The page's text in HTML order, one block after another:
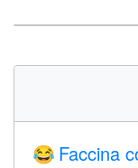
😂 Faccina